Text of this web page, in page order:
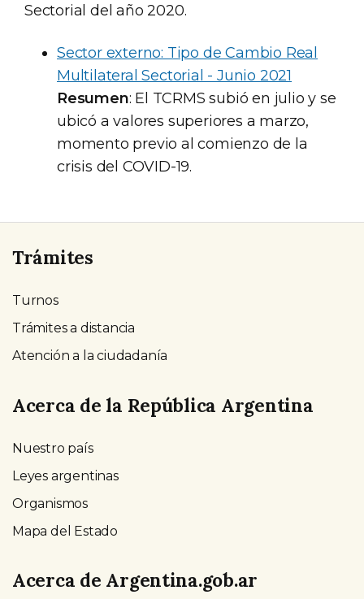
Sectorial del año 2020.
Sector externo: Tipo de Cambio Real
Multilateral Sectorial - Junio 2021
Resumen: El TCRMS subió en julio y se
ubicó a valores superiores a marzo,
momento previo al comienzo de la
crisis del COVID-19.
Trámites
Turnos
Trámites a distancia
Atención a la ciudadanía
Acerca de la República Argentina
Nuestro país
Leyes argentinas
Organismos
Mapa del Estado
Acerca de Argentina.gob.ar